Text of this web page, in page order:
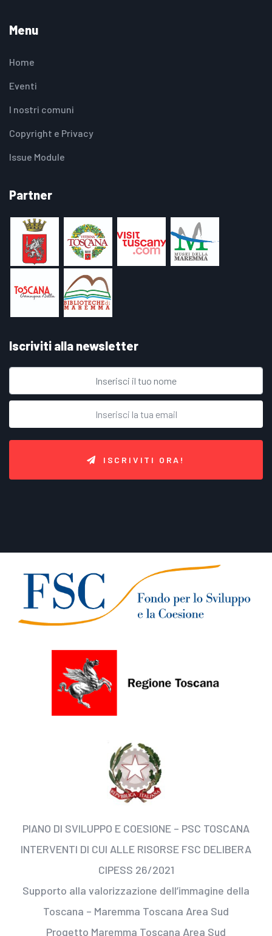
Menu
Home
Eventi
I nostri comuni
Copyright e Privacy
Issue Module
Partner
Iscriviti alla newsletter
ISCRIVITI ORA!
PIANO DI SVILUPPO E COESIONE – PSC TOSCANA
INTERVENTI DI CUI ALLE RISORSE FSC DELIBERA
CIPESS 26/2021
Supporto alla valorizzazione dell’immagine della
Toscana – Maremma Toscana Area Sud
Progetto Maremma Toscana Area Sud